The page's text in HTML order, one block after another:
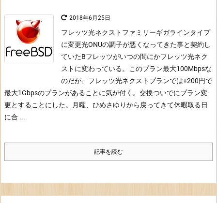
2018年6月25日
フレッツ光ネクストファミリーギガラインタイプ
に変更光ONUの調子が悪くなってきた事と契約し
ていたBフレッツがいつの間にかフレッツ光ネク
ストに変わっている。 このプラン最大100Mbpsな
のだが、フレッツ光ネクストプランでは+200円で
最大1Gbpsのプランがあることに気が付く。 交換ついでにプラン変
更とすることにした。
月曜、ひめさゆりから戻ってきて休暇取る日
に合 ...
記事を読む